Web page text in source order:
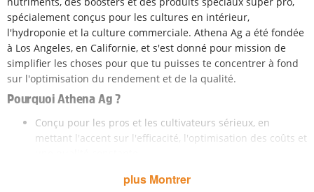
spécialement conçus pour les cultures en intérieur,
l'hydroponie et la culture commerciale. Athena Ag a été fondée
à Los Angeles, en Californie, et s'est donné pour mission de
simplifier les choses pour que tu puisses te concentrer à fond
sur l'optimisation du rendement et de la qualité.
Pourquoi Athena Ag ?
Conçu pour les pros et les cultivateurs sérieux, en
mettant l'accent sur l'efficacité, l'optimisation des coûts et
culture des racines et des tissus à la croissance et la
plus Montrer